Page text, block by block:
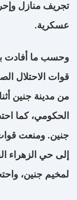
تجريف منازل
عسكرية.
وحسب ما أفادت به
قوات الاحتلال
من مدينة جنين
الحكومي، كما
جنين. ومنعت
إلى حي
لمخيم جنين،